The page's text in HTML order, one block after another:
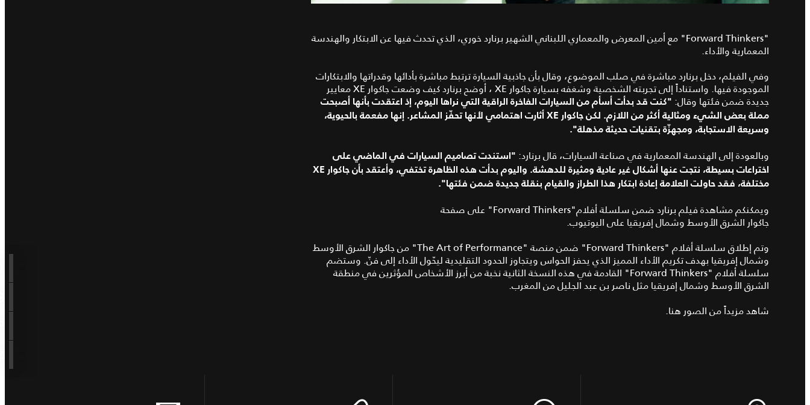
"
Forward Thinkers" مع أمين المعرض والمعماري اللبناني الشهير برنارد خوري، الذي تحدث فيها عن الابتكار والهندسة
المعمارية والأداء.
وفي الفيلم، دخل برنارد مباشرة في صلب الموضوع، وقال بأن جاذبية السيارة ترتبط مباشرة بأدائها وقدراتها والابتكارات
الموجودة فيها. واستناداً إلى تجربته الشخصية وشغفه بسيارة جاكوار XE
، أوضح برنارد كيف وضعت جاكوار XE معايير
جديدة ضمن فئتها وقال: "كنت قد بدأت أسأم من السيارات الفاخرة الراقية التي نراها اليوم، إذ اعتقدت بأنها أصبحت
مملة بعض الشيء ومثالية أكثر من اللازم. لكن جاكوار
XE أثارت اهتمامي لأنها تحفّز المشاعر. إنها مفعمة بالحيوية،
وسريعة الاستجابة، ومجهزّة بتقنيات حديثة مذهلة".
وبالعودة إلى الهندسة المعمارية في صناعة السيارات، قال برنارد: "استندت تصاميم السيارات في الماضي على
اختراعات بسيطة، نتجت عنها أشكال غير عادية ومثيرة للدهشة. واليوم بدأت هذه الظاهرة تختفي، وأعتقد بأن جاكوار XE
مختلفة، فقد حاولت العلامة إعادة ابتكار هذا الطراز والقيام بنقلة جديدة ضمن فئتها".
ويمكنكم مشاهدة فيلم برنارد ضمن سلسلة أفلام"Forward Thinkers" على صفحة
جاكوار الشرق الأوسط وشمال إفريقيا على اليوتيوب.
وتم إطلاق سلسلة أفلام
"Forward Thinkers" ضمن منصة "The Art of Performance" من جاكوار الشرق الأوسط
وشمال إفريقيا بهدف تكريم الأداء المميز الذي يحفز الحواس ويتجاوز الحدود التقليدية ليحّول الأداء إلى فنّ. وستضم
سلسلة أفلام "Forward Thinkers" القادمة في هذه النسخة الثانية نخبة من أبرز الأشخاص المؤثرين في منطقة
الشرق الأوسط وشمال إفريقيا مثل ناصر بن عبد الجليل من المغرب.
شاهد مزيداً من الصور هنا.